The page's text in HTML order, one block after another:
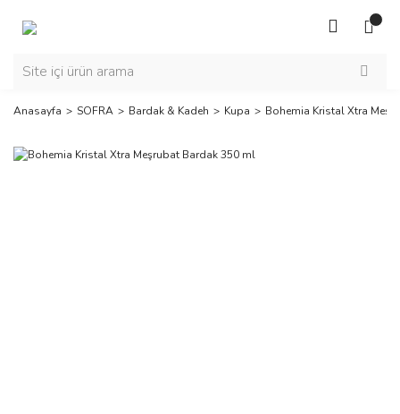
Anasayfa SOFRA Bardak & Kadeh Kupa Bohemia Kristal Xtra